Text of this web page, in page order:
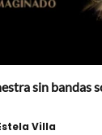
sin bandas
Villa